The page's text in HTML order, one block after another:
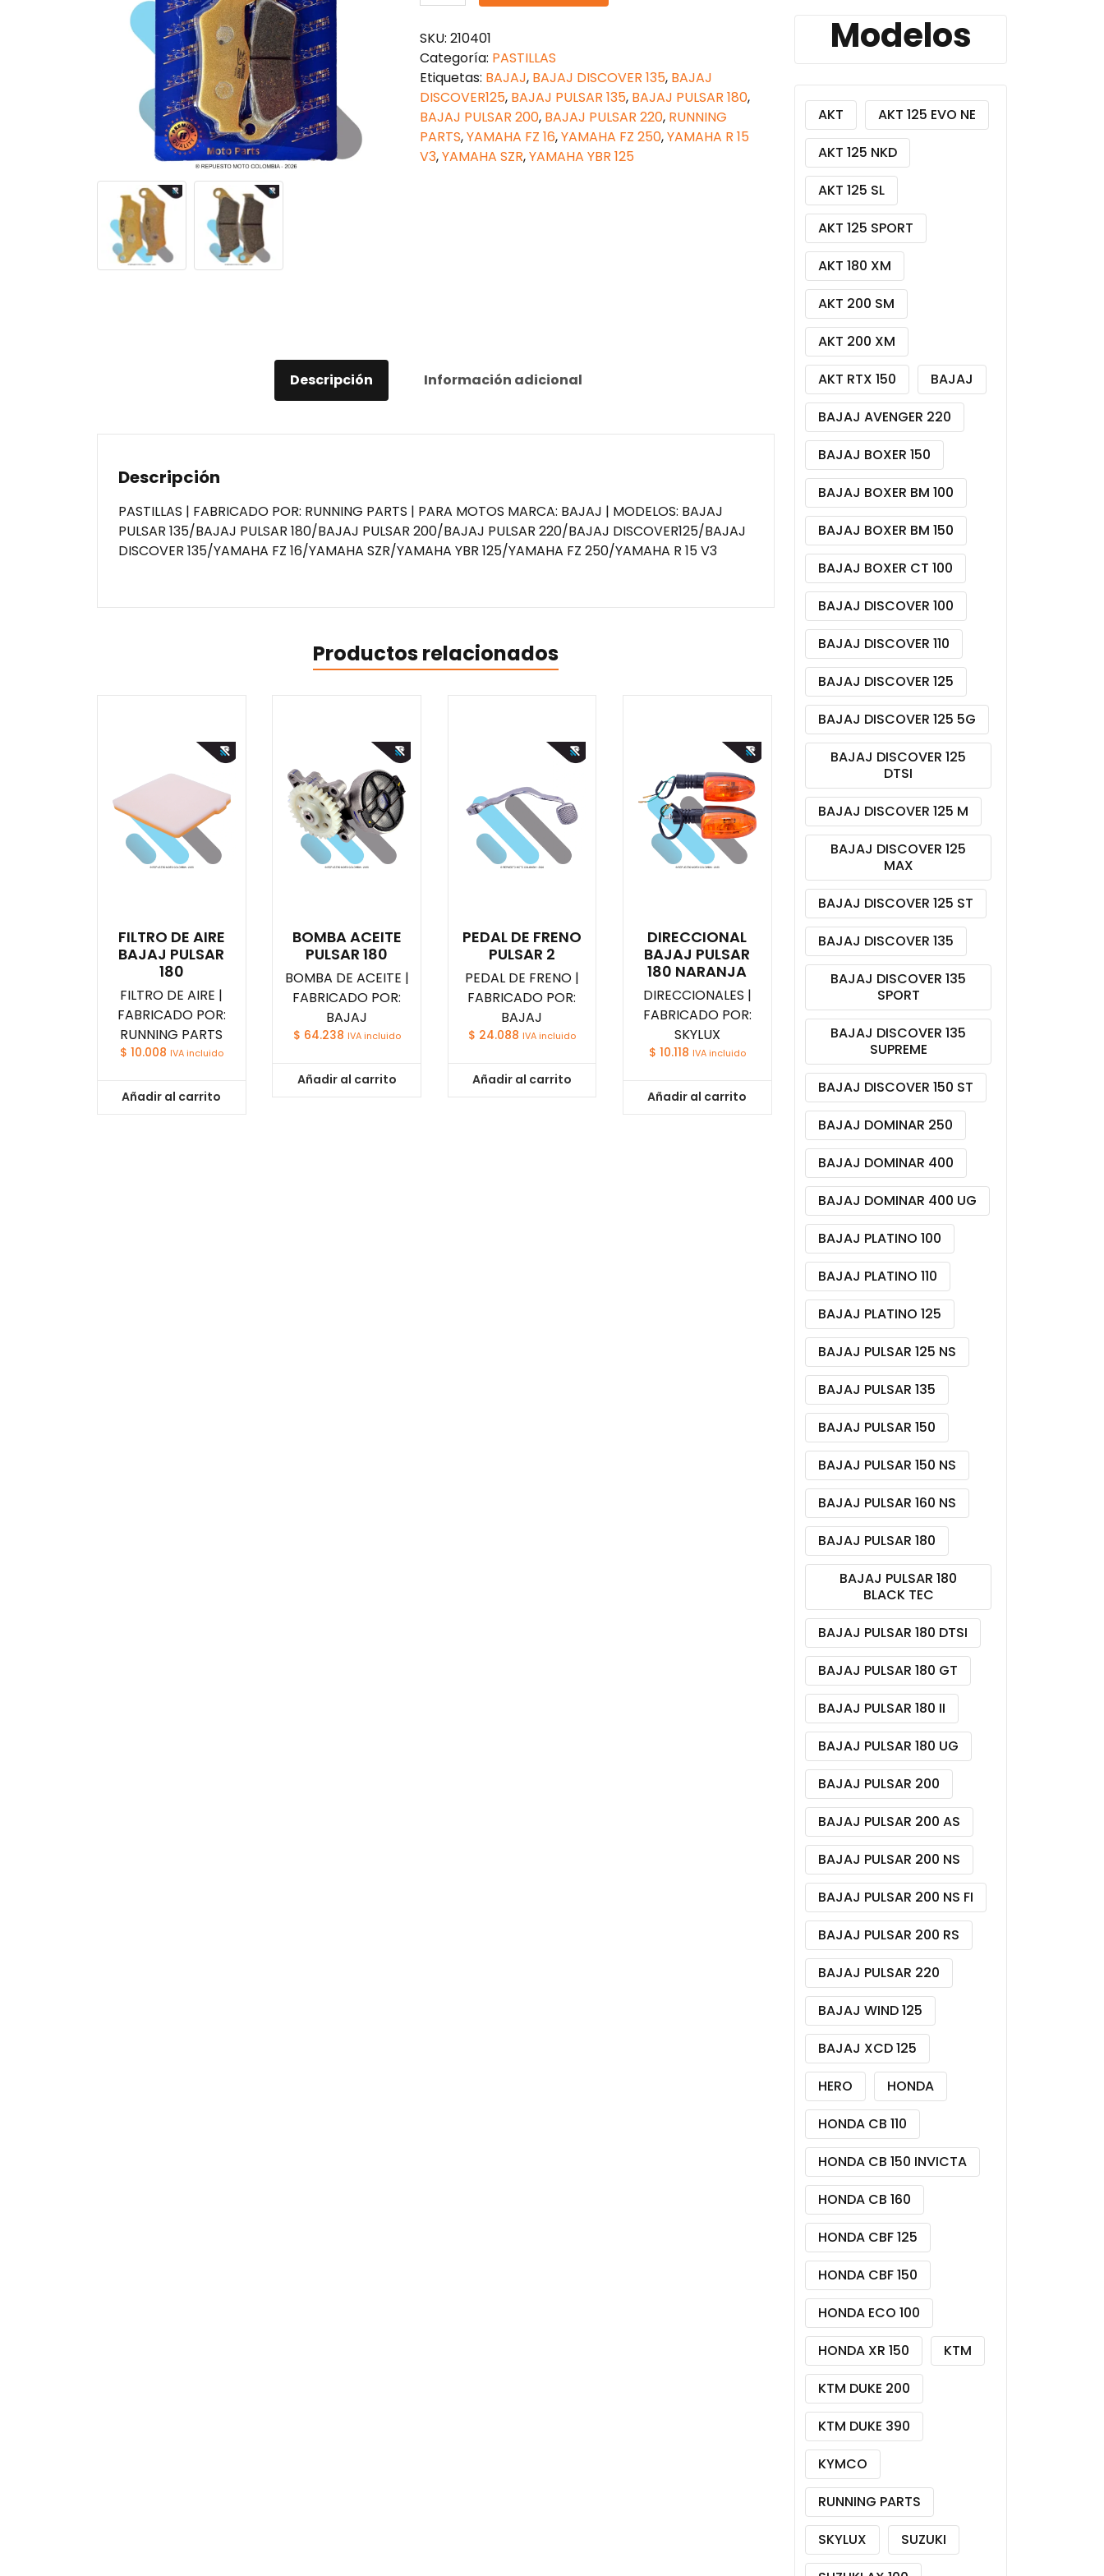
BAJAJ
PULSAR
180
cantidad
SKU: 210401
Categoría: PASTILLAS
Etiquetas: BAJAJ, BAJAJ DISCOVER 135, BAJAJ
DISCOVER125, BAJAJ PULSAR 135, BAJAJ PULSAR 180,
BAJAJ PULSAR 200, BAJAJ PULSAR 220, RUNNING
PARTS,YAMAHA FZ 16,YAMAHA FZ 250,YAMAHA R 15
V3,YAMAHA SZR,YAMAHA YBR 125
Descripción Información adicional
Descripción
PASTILLAS | FABRICADO POR: RUNNING PARTS | PARA MOTOS MARCA: BAJAJ | MODELOS: BAJAJ
PULSAR 135/BAJAJ PULSAR 180/BAJAJ PULSAR 200/BAJAJ PULSAR 220/BAJAJ DISCOVER125/BAJAJ
DISCOVER 135/YAMAHA FZ 16/YAMAHA SZR/YAMAHA YBR 125/YAMAHA FZ 250/YAMAHA R 15 V3
Productos relacionados
FILTRO DE AIRE
BAJAJ PULSAR
180
FILTRO DE AIRE |
FABRICADO POR:
RUNNING PARTS
$ 10.008 IVA incluido
Añadir al carrito
BOMBA ACEITE
PULSAR 180
BOMBA DE ACEITE |
FABRICADO POR:
BAJAJ
$ 64.238 IVA incluido
Añadir al carrito
PEDAL DE FRENO
PULSAR 2
PEDAL DE FRENO |
FABRICADO POR:
BAJAJ
$ 24.088 IVA incluido
Añadir al carrito
DIRECCIONAL
BAJAJ PULSAR
180 NARANJA
DIRECCIONALES |
FABRICADO POR:
SKYLUX
$ 10.118 IVA incluido
Añadir al carrito
Modelos
AKT
AKT 125 EVO NE
AKT 125 NKD
AKT 125 SL
AKT 125 SPORT
AKT 180 XM
AKT 200 SM
AKT 200 XM
AKT RTX 150
BAJAJ
BAJAJ AVENGER 220
BAJAJ BOXER 150
BAJAJ BOXER BM 100
BAJAJ BOXER BM 150
BAJAJ BOXER CT 100
BAJAJ DISCOVER 100
BAJAJ DISCOVER 110
BAJAJ DISCOVER 125
BAJAJ DISCOVER 125 5G
BAJAJ DISCOVER 125
DTSI
BAJAJ DISCOVER 125 M
BAJAJ DISCOVER 125
MAX
BAJAJ DISCOVER 125 ST
BAJAJ DISCOVER 135
BAJAJ DISCOVER 135
SPORT
BAJAJ DISCOVER 135
SUPREME
BAJAJ DISCOVER 150 ST
BAJAJ DOMINAR 250
BAJAJ DOMINAR 400
BAJAJ DOMINAR 400 UG
BAJAJ PLATINO 100
BAJAJ PLATINO 110
BAJAJ PLATINO 125
BAJAJ PULSAR 125 NS
BAJAJ PULSAR 135
BAJAJ PULSAR 150
BAJAJ PULSAR 150 NS
BAJAJ PULSAR 160 NS
BAJAJ PULSAR 180
BAJAJ PULSAR 180
BLACK TEC
BAJAJ PULSAR 180 DTSI
BAJAJ PULSAR 180 GT
BAJAJ PULSAR 180 II
BAJAJ PULSAR 180 UG
BAJAJ PULSAR 200
BAJAJ PULSAR 200 AS
BAJAJ PULSAR 200 NS
BAJAJ PULSAR 200 NS FI
BAJAJ PULSAR 200 RS
BAJAJ PULSAR 220
BAJAJ WIND 125
BAJAJ XCD 125
HERO
HONDA
HONDA CB 110
HONDA CB 150 INVICTA
HONDA CB 160
HONDA CBF 125
HONDA CBF 150
HONDA ECO 100
HONDA XR 150
KTM
KTM DUKE 200
KTM DUKE 390
KYMCO
RUNNING PARTS
SKYLUX
SUZUKI